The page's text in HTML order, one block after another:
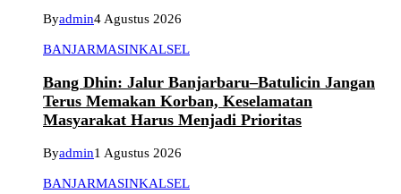
Byadmin4 Agustus 2026
BANJARMASINKALSEL
Bang Dhin: Jalur Banjarbaru–Batulicin Jangan
Terus Memakan Korban, Keselamatan
Masyarakat Harus Menjadi Prioritas
Byadmin1 Agustus 2026
BANJARMASINKALSEL